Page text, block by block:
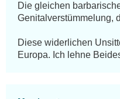
Die gleichen
Genitalverstümmelung,
Diese widerlichen
Europa. Ich lehne